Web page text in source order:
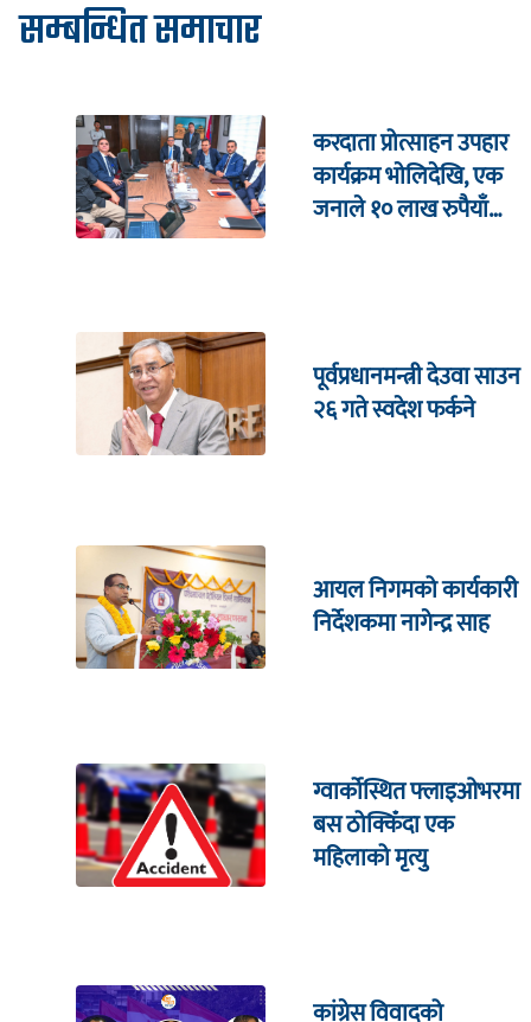
सम्बन्धित समाचार
करदाता प्रोत्साहन उपहार
कार्यक्रम भाेलिदेखि, एक
जनाले १० लाख रुपैयाँ
पूर्वप्रधानमन्त्री देउवा साउन
२६ गते स्वदेश फर्कने
आयल निगमको कार्यकारी
निर्देशकमा नागेन्द्र साह
ग्वार्कोस्थित फ्लाइओभरमा
बस ठोक्किँदा एक
महिलाको मृत्यु
कांग्रेस विवादको